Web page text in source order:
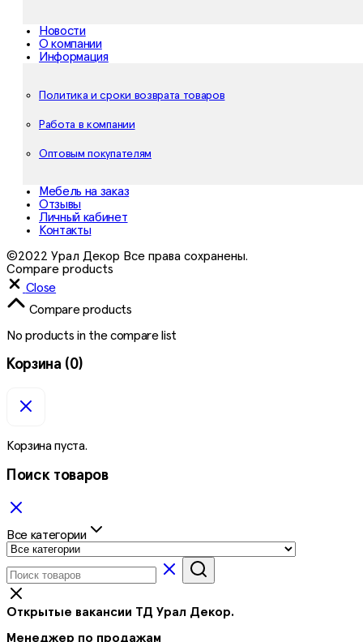
Новости
О компании
Информация
Политика и сроки возврата товаров
Работа в компании
Оптовым покупателям
Мебель на заказ
Отзывы
Личный кабинет
Контакты
©2022 Урал Декор Все права сохранены.
Compare products
Close
Compare products
No products in the compare list
Корзина (0)
Корзина пуста.
Поиск товаров
Все категории
Открытые вакансии ТД Урал Декор.
Менеджер по продажам